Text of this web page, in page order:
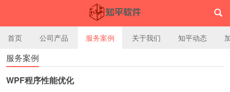
上海知平信息技术有限公司
首页 公司产品 服务案例 关于我们 知平动态
服务案例
WPF程序性能优化